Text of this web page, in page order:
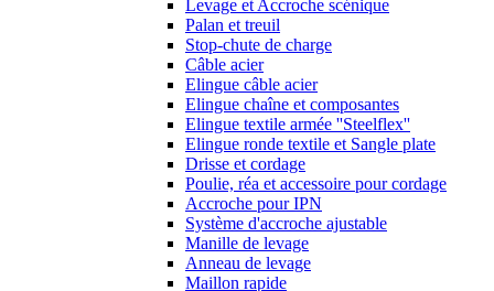
Levage et Accroche scénique
Palan et treuil
Stop-chute de charge
Câble acier
Elingue câble acier
Elingue chaîne et composantes
Elingue textile armée ''Steelflex''
Elingue ronde textile et Sangle plate
Drisse et cordage
Poulie, réa et accessoire pour cordage
Accroche pour IPN
Système d'accroche ajustable
Manille de levage
Anneau de levage
Maillon rapide